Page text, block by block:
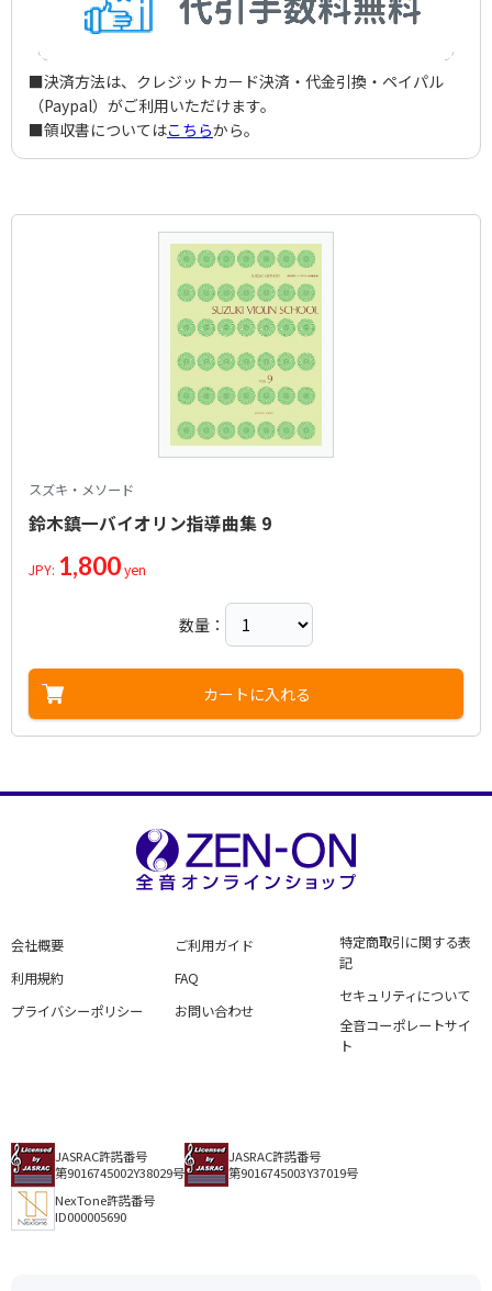
■決済方法は、クレジットカード決済・代金引換・ペイパル
（Paypal）がご利用いただけます。
■領収書についてはこちらから。
スズキ・メソード
鈴木鎮一バイオリン指導曲集 9
JPY: 1,800yen
数量：
カートに入れる
会社概要
利用規約
プライバシーポリシー
ご利用ガイド
FAQ
お問い合わせ
特定商取引に関する表
記
セキュリティについて
全音コーポレートサイ
ト
JASRAC許諾番号
第9016745002Y38029号
JASRAC許諾番号
第9016745003Y37019号
NexTone許諾番号
ID000005690